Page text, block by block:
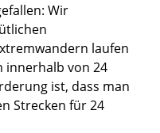
Wir
laufen
innerhalb von 24
ist, dass man
Strecken für 24